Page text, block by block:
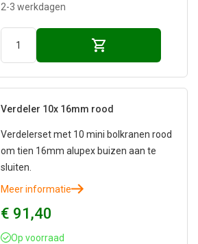
2-3 werkdagen
Verdeler 10x 16mm rood
Verdelerset met 10 mini bolkranen rood
om tien 16mm alupex buizen aan te
sluiten.
Meer informatie
€ 91,40
Op voorraad